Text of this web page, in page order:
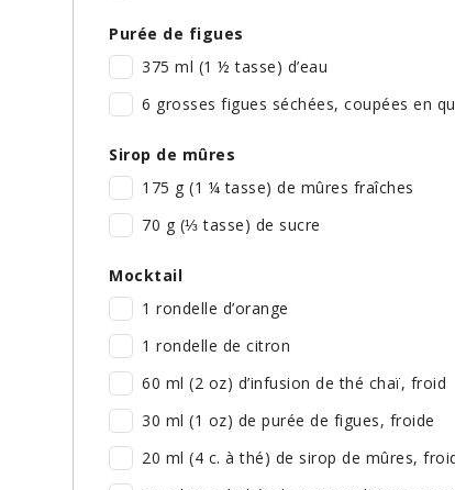
Purée de figues
375 ml (1 ½ tasse) d’eau
6 grosses figues séchées, coupées en
Sirop de mûres
175 g (1 ¼ tasse) de mûres fraîches
70 g (⅓ tasse) de sucre
Mocktail
1 rondelle d’orange
1 rondelle de citron
60 ml (2 oz) d’infusion de thé chaï, froid
30 ml (1 oz) de purée de figues, froide
20 ml (4 c. à thé) de sirop de mûres,